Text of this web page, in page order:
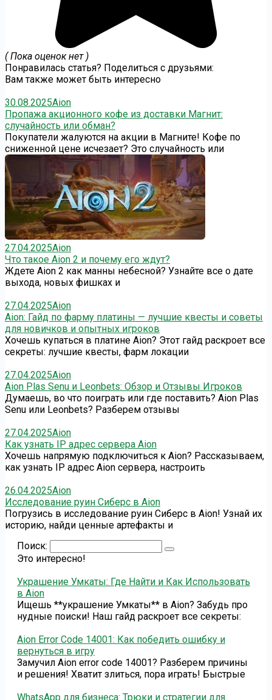
( Пока оценок нет )
Понравилась статья? Поделиться с друзьями:
Вам также может быть интересно
30.08.2025Aion
Пропажа акционного кофе из доставки Магнит:
случайность или обман?
Покупатели жалуются на акции в Магните! Кофе по
сниженной цене исчезает? Это случайность или
27.04.2025Aion
Что такое Aion 2 и почему его ждут?
Ждете Aion 2 как манны небесной? Узнайте все о дате
выхода, новых фишках и
27.04.2025Aion
Aion: Гайд по фарму платины — лучшие квесты и советы
для новичков и опытных игроков
Хочешь купаться в платине Aion? Этот гайд раскроет все
секреты: лучшие квесты, фарм локации
27.04.2025Aion
Aion Plas Senu и Leonbets: Обзор и Отзывы Игроков
Думаешь, во что поиграть или где поставить? Aion Plas
Senu или Leonbets? Разберем отзывы
27.04.2025Aion
Как узнать IP адрес сервера Aion
Хочешь напрямую подключиться к Aion? Рассказываем,
как узнать IP адрес Aion сервера, настроить
26.04.2025Aion
Исследование руин Сиберс в Aion
Погрузись в исследование руин Сиберс в Aion! Узнай их
историю, найди ценные артефакты и
Поиск:
Это интересно!
Украшение Умкаты: Где Найти и Как Использовать
в Aion
Ищешь **украшение Умкаты** в Aion? Забудь про
нудные поиски! Наш гайд раскроет все секреты:
Aion Error Code 14001: Как победить ошибку и
вернуться в игру
Замучил Aion error code 14001? Разберем причины
и решения! Хватит злиться, пора играть! Быстрые
WhatsApp для бизнеса: Трюки и стратегии для